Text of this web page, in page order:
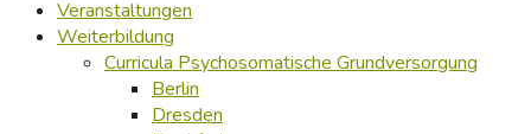
Veranstaltungen
Weiterbildung
Curricula Psychosomatische Grundversorgung
Berlin
Dresden